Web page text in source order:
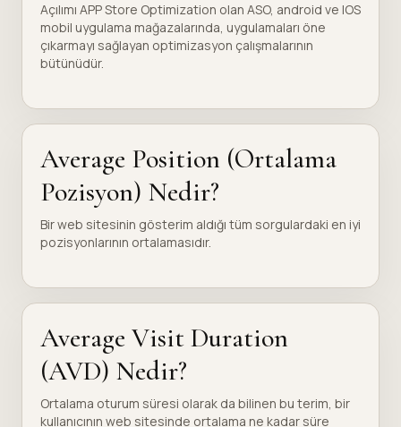
Açılımı APP Store Optimization olan ASO, android ve IOS
mobil uygulama mağazalarında, uygulamaları öne
çıkarmayı sağlayan optimizasyon çalışmalarının
bütünüdür.
Average Position (Ortalama
Pozisyon) Nedir?
Bir web sitesinin gösterim aldığı tüm sorgulardaki en iyi
pozisyonlarının ortalamasıdır.
Average Visit Duration
(AVD) Nedir?
Ortalama oturum süresi olarak da bilinen bu terim, bir
kullanıcının web sitesinde ortalama ne kadar süre